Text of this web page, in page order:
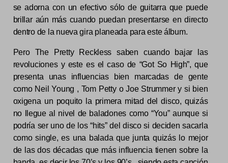
se adorna con un efectivo sólo de guitarra que puede
brillar aún más cuando puedan presentarse en directo
dentro de la nueva gira planeada para este álbum.
Pero The Pretty Reckless saben cuando bajar las
revoluciones y este es el caso de “Got So High”, que
presenta unas influencias bien marcadas de gente
como Neil Young , Tom Petty o Joe Strummer y si bien
oxigena un poquito la primera mitad del disco, quizás
no llegue al nivel de baladones como “You” aunque si
podría ser uno de los “hits” del disco si deciden sacarla
como single, es una balada que junta quizás lo mejor
de las dos décadas que más influencia tienen sobre la